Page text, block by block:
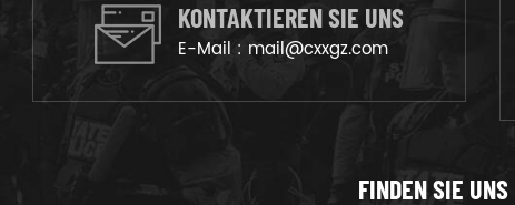
KONTAKTIEREN SIE UNS
E-Mail : mail@cxxgz.com
FINDEN SIE UNS